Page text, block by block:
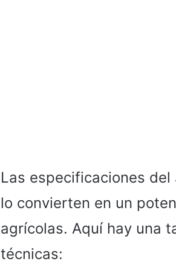
Las especificaciones
lo convierten en un
agrícolas. Aquí hay una
técnicas: